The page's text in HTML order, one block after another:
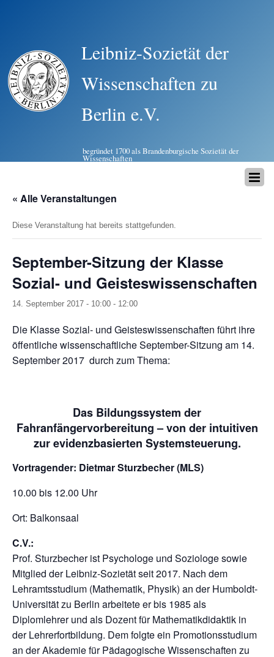
Leibniz-Sozietät der
Wissenschaften zu
Berlin e.V.
begründet 1700 als Brandenburgische Sozietät der
Wissenschaften
« Alle Veranstaltungen
Diese Veranstaltung hat bereits stattgefunden.
September-Sitzung der Klasse
Sozial- und Geisteswissenschaften
14. September 2017 - 10:00 - 12:00
Die Klasse Sozial- und Geisteswissenschaften führt ihre
öffentliche wissenschaftliche September-Sitzung am 14.
September 2017 durch zum Thema:
Das Bildungssystem der
Fahranfängervorbereitung – von der intuitiven
zur evidenzbasierten Systemsteuerung.
Vortragender: Dietmar Sturzbecher (MLS)
10.00 bis 12.00 Uhr
Ort: Balkonsaal
C.V.:
Prof. Sturzbecher ist Psychologe und Soziologe sowie
Mitglied der Leibniz-Sozietät seit 2017. Nach dem
Lehramtsstudium (Mathematik, Physik) an der Humboldt-
Universität zu Berlin arbeitete er bis 1985 als
Diplomlehrer und als Dozent für Mathematikdidaktik in
der Lehrerfortbildung. Dem folgte ein Promotionsstudium
an der Akademie für Pädagogische Wissenschaften zu